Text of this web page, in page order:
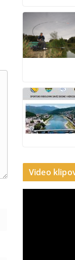
Video